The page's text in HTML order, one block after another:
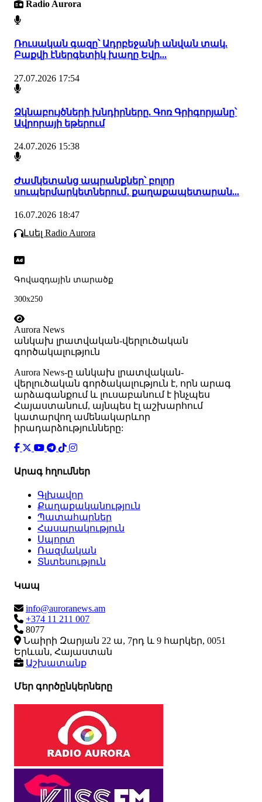
Radio Aurora
Ռուսական գազը՝ Ադրբեջանի անվան տակ.
Բաքվի էներգետիկ խաղը Եվր...
27.07.2026 17:54
Ձկնաբույծների խնդիրները. Գոռ Գրիգորյանը՝
Ավրորայի եթերում
24.07.2026 15:38
Ժամկետանց ապրանքներ՝ բոլոր
սուպերմարկետներում․ քաղաքապետարան...
16.07.2026 18:47
Լսել Radio Aurora
Գովազդային տարածք
300x250
Aurora News
անկախ լրատվական-վերլուծական
գործակալություն
Аurora News-ը անկախ լրատվական-
վերլուծական գործակալություն է, որն արագ
արձագանքում և լուսաբանում է ինչպես
Հայաստանում, այնպես էլ աշխարհում
կատարվող ամենակարևոր
իրադարձությունները:
Արագ հղումներ
Գլխավոր
Քաղաքականություն
Պատահարներ
Հասարակություն
Սպորտ
Ռազմական
Տնտեսություն
Կապ
info@auroranews.am
+374 11 211 007
8077
Նաիրի Զարյան 22 ա, 7րդ և 9 հարկեր, 0051
Երևան, Հայաստան
Աշխատանք
Մեր գործընկերները